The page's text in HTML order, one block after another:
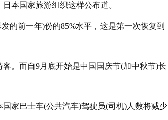
本国家旅游组织这样公布道。
的前一年)份的85%水平，这是第一次恢复到
。而自9月底开始是中国国庆节(加中秋节)长
家巴士车(公共汽车)驾驶员(司机)人数将减少